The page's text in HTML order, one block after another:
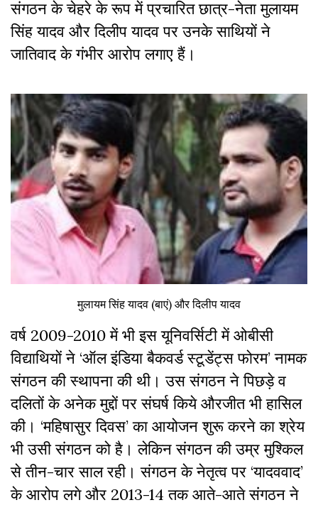
संगठन के चेहरे के रूप में प्रचारित छात्र-नेता मुलायम
सिंह यादव और दिलीप यादव पर उनके साथियों ने
जातिवाद के गंभीर आरोप लगाए हैं।
मुलायम सिंह यादव (बाएं) और दिलीप यादव
वर्ष 2009-2010 में भी इस यूनिवर्सिटी में ओबीसी
विद्याथियों ने ‘ऑल इंडिया बैकवर्ड स्टूडेंट्स फोरम’ नामक
संगठन की स्थापना की थी। उस संगठन ने पिछड़े व
दलितों के अनेक मुद्दों पर संघर्ष किये औरजीत भी हासिल
की। ‘महिषासुर दिवस’ का आयोजन शुरू करने का श्रेय
भी उसी संगठन को है। लेकिन संगठन की उम्र मुश्किल
से तीन-चार साल रही। संगठन के नेतृत्व पर ‘यादववाद’
के आरोप लगे और 2013-14 तक आते-आते संगठन ने